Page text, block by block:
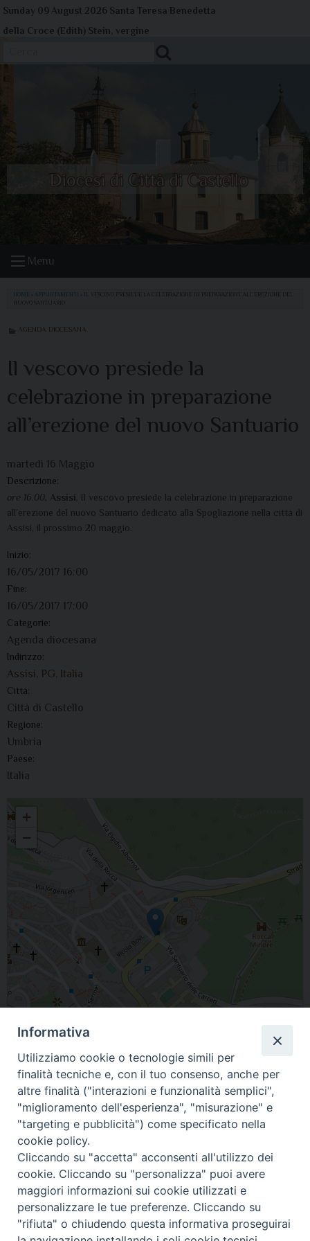
Skip
to
Sunday 09 August 2026 Santa Teresa Benedetta
della Croce (Edith) Stein, vergine
Menu
HOME APPUNTAMENTI
AGENDA DIOCESANA
Il vescovo presiede la
celebrazione in preparazione
all’erezione del nuovo Santuario
martedì 16 Maggio
Descrizione:
ore 16.00,
Assisi . Il vescovo presiede la celebrazione in preparazione
all’erezione del nuovo Santuario dedicato alla Spogliazione nella città di
Assisi, il prossimo 20 maggio.
Inizio:
16/05/2017 16:00
Fine:
16/05/2017 17:00
Categorie:
Agenda diocesana
Indirizzo:
Assisi, PG, Italia
Città:
Città di Castello
Regione:
Umbria
Paese:
Italia
Santuario
+
−
Leaflet OpenStreetMap
Assisi, PG, Italia
© 2021 Diocesi di Città di Castello.
Informativa
Utilizziamo cookie o tecnologie simili per
finalità tecniche e, con il tuo consenso, anche per
altre finalità ("interazioni e funzionalità semplici",
"miglioramento dell'esperienza", "misurazione" e
"targeting e pubblicità") come specificato nella
cookie policy.
Cliccando su "accetta" acconsenti all'utilizzo dei
cookie. Cliccando su "personalizza" puoi avere
maggiori informazioni sui cookie utilizzati e
personalizzare le tue preferenze. Cliccando su
"rifiuta" o chiudendo questa informativa proseguirai